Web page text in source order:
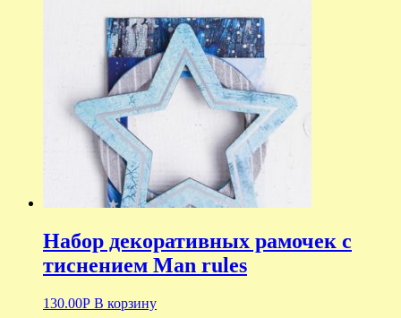
Набор декоративных рамочек с
тиснением Man rules
130.00Р В корзину